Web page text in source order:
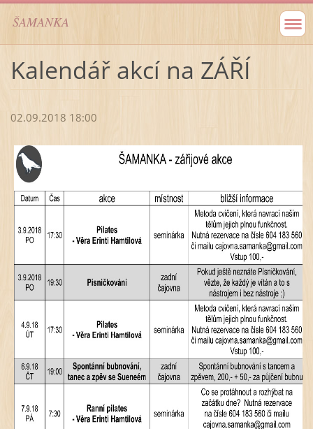
ŠAMANKA
Kalendář akcí na ZÁŘÍ
02.09.2018 18:00